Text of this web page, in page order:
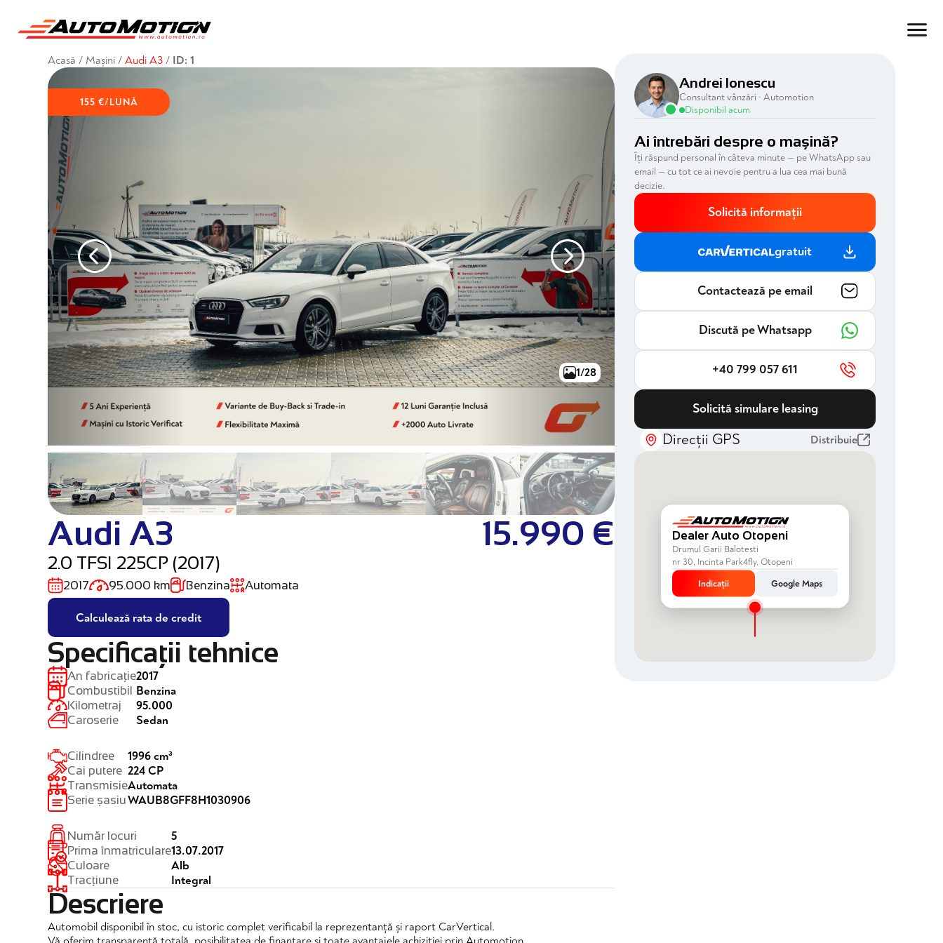
Acasă / Mașini / Audi A3 / ID: 1
155 €/LUNĂ
1/28
Audi A3
2.0 TFSI 225CP (2017)
15.990 €
2017 95.000 km Benzina Automata
Calculează rata de credit
Specificații tehnice
An fabricație
Combustibil
Kilometraj
Caroserie
2017
Benzina
95.000
Sedan
Cilindree
Cai putere
Transmisie
Serie șasiu
1996 cm³
224 CP
Automata
WAUB8GFF8H1030906
Număr locuri
Prima înmatriculare
Culoare
Tracțiune
5
13.07.2017
Alb
Integral
Descriere
Automobil disponibil în stoc, cu istoric complet verificabil la reprezentanță și raport CarVertical.
Andrei Ionescu
Consultant vânzări · Automotion
Disponibil acum
Ai întrebări despre o mașină?
Îți răspund personal în câteva minute — pe WhatsApp sau
email — cu tot ce ai nevoie pentru a lua cea mai bună
decizie.
Solicită informații
gratuit
Contactează pe email
Discută pe Whatsapp
+40 799 057 611
Solicită simulare leasing
Direcții GPS Distribuie
Dealer Auto Otopeni
Drumul Garii Balotesti
nr 30, Incinta Park4fly, Otopeni
Indicații
Google Maps